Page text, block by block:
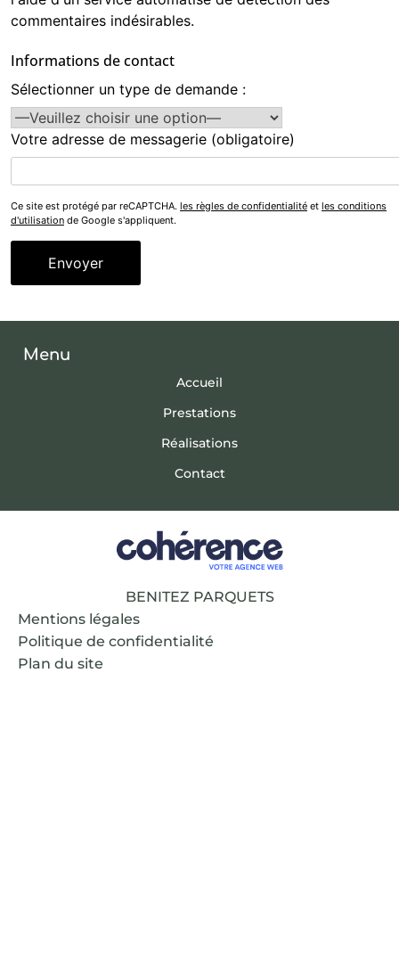
commentaires indésirables.
Informations de contact
Sélectionner un type de demande :
Votre adresse de messagerie (obligatoire)
Ce site est protégé par reCAPTCHA. les règles de confidentialité et les conditions
d'utilisation de Google s'appliquent.
Menu
Accueil
Prestations
Réalisations
Contact
BENITEZ PARQUETS
Mentions légales
Politique de confidentialité
Plan du site